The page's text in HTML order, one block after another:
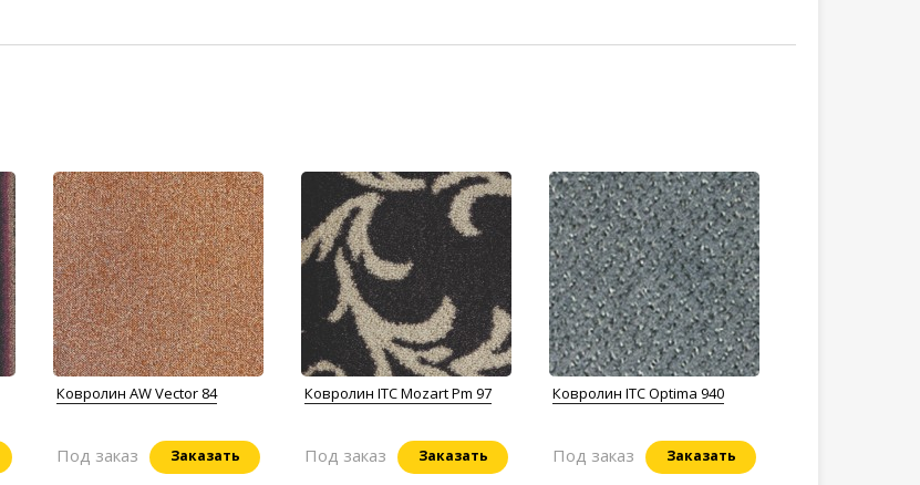
Ковролин AW Vector 84
Заказать
Под заказ
Ковролин ITC Mozart Pm 97
Заказать
Под заказ
Ковролин ITC Optima 940
Заказать
Под заказ